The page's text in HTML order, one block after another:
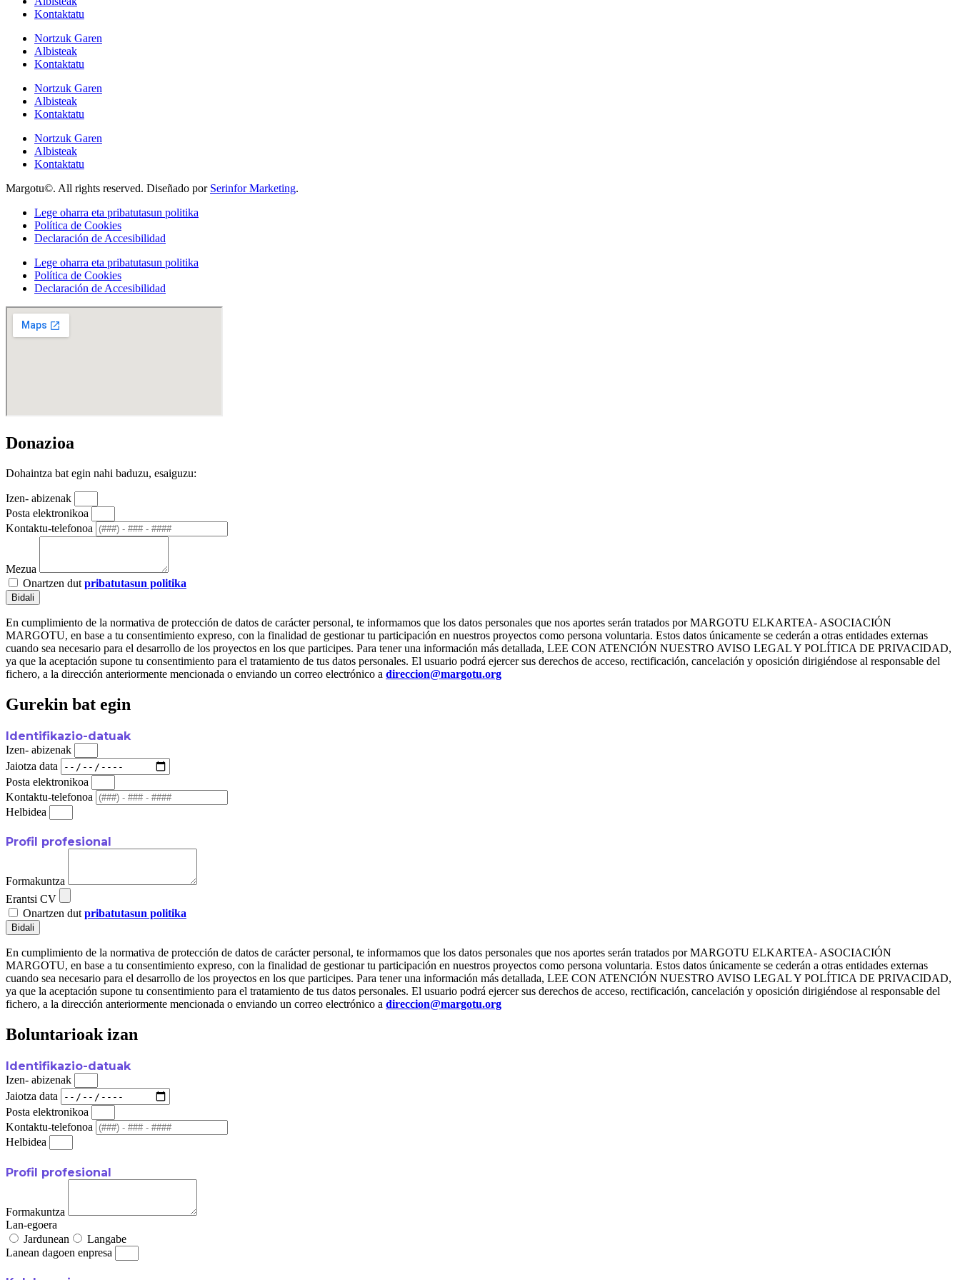
Kontaktatu
Nortzuk Garen
Albisteak
Kontaktatu
Nortzuk Garen
Albisteak
Kontaktatu
Nortzuk Garen
Albisteak
Kontaktatu
Margotu©. All rights reserved. Diseñado por Serinfor Marketing.
Lege oharra eta pribatutasun politika
Política de Cookies
Declaración de Accesibilidad
Lege oharra eta pribatutasun politika
Política de Cookies
Declaración de Accesibilidad
Donazioa
Dohaintza bat egin nahi baduzu, esaiguzu:
Izen- abizenak
Posta elektronikoa
Kontaktu-telefonoa
Mezua
Onartzen dut pribatutasun politika
Bidali
En cumplimiento de la normativa de protección de datos de carácter personal, te informamos que los datos personales que nos aportes serán tratados por MARGOTU ELKARTEA- ASOCIACIÓN
MARGOTU, en base a tu consentimiento expreso, con la finalidad de gestionar tu participación en nuestros proyectos como persona voluntaria. Estos datos únicamente se cederán a otras entidades externas
cuando sea necesario para el desarrollo de los proyectos en los que participes. Para tener una información más detallada, LEE CON ATENCIÓN NUESTRO AVISO LEGAL Y POLÍTICA DE PRIVACIDAD,
ya que la aceptación supone tu consentimiento para el tratamiento de tus datos personales. El usuario podrá ejercer sus derechos de acceso, rectificación, cancelación y oposición dirigiéndose al responsable del
fichero, a la dirección anteriormente mencionada o enviando un correo electrónico a direccion@margotu.org
Gurekin bat egin
Identifikazio-datuak
Izen- abizenak
Jaiotza data
Posta elektronikoa
Kontaktu-telefonoa
Helbidea
Profil profesional
Formakuntza
Erantsi CV
Onartzen dut pribatutasun politika
Bidali
En cumplimiento de la normativa de protección de datos de carácter personal, te informamos que los datos personales que nos aportes serán tratados por MARGOTU ELKARTEA- ASOCIACIÓN
MARGOTU, en base a tu consentimiento expreso, con la finalidad de gestionar tu participación en nuestros proyectos como persona voluntaria. Estos datos únicamente se cederán a otras entidades externas
cuando sea necesario para el desarrollo de los proyectos en los que participes. Para tener una información más detallada, LEE CON ATENCIÓN NUESTRO AVISO LEGAL Y POLÍTICA DE PRIVACIDAD,
ya que la aceptación supone tu consentimiento para el tratamiento de tus datos personales. El usuario podrá ejercer sus derechos de acceso, rectificación, cancelación y oposición dirigiéndose al responsable del
fichero, a la dirección anteriormente mencionada o enviando un correo electrónico a direccion@margotu.org
Boluntarioak izan
Identifikazio-datuak
Izen- abizenak
Jaiotza data
Posta elektronikoa
Kontaktu-telefonoa
Helbidea
Profil profesional
Formakuntza
Lan-egoera
Jardunean
Langabe
Lanean dagoen enpresa